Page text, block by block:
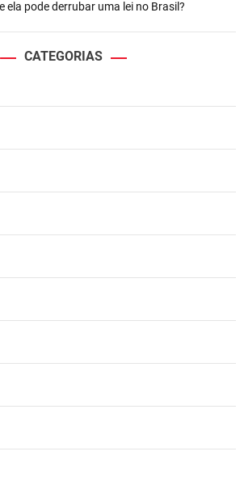
ela pode derrubar uma lei no Brasil?
CATEGORIAS